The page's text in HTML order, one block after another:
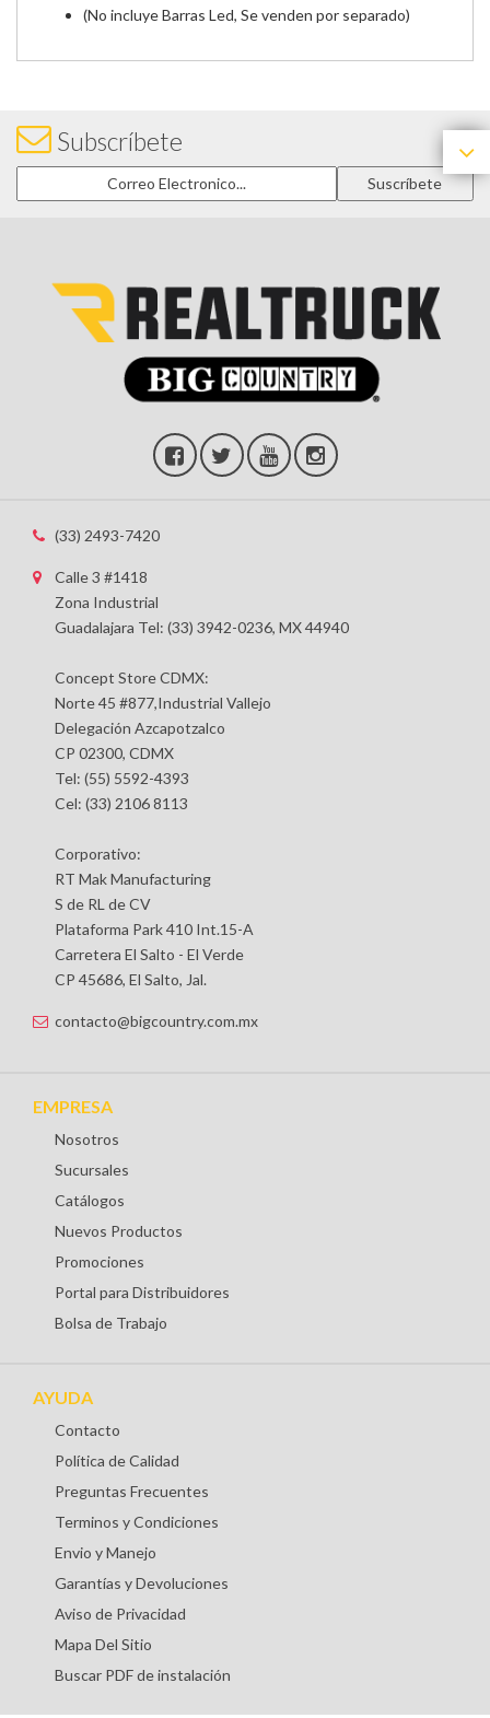
(No incluye Barras Led, Se venden por separado)
Subscríbete
(33) 2493-7420
Calle 3 #1418
Zona Industrial
Guadalajara Tel: (33) 3942-0236, MX 44940
Concept Store CDMX:
Norte 45 #877,Industrial Vallejo
Delegación Azcapotzalco
CP 02300, CDMX
Tel: (55) 5592-4393
Cel: (33) 2106 8113
Corporativo:
RT Mak Manufacturing
S de RL de CV
Plataforma Park 410 Int.15-A
Carretera El Salto - El Verde
CP 45686, El Salto, Jal.
contacto@bigcountry.com.mx
EMPRESA
Nosotros
Sucursales
Catálogos
Nuevos Productos
Promociones
Portal para Distribuidores
Bolsa de Trabajo
AYUDA
Contacto
Política de Calidad
Preguntas Frecuentes
Terminos y Condiciones
Envio y Manejo
Garantías y Devoluciones
Aviso de Privacidad
Mapa Del Sitio
Buscar PDF de instalación